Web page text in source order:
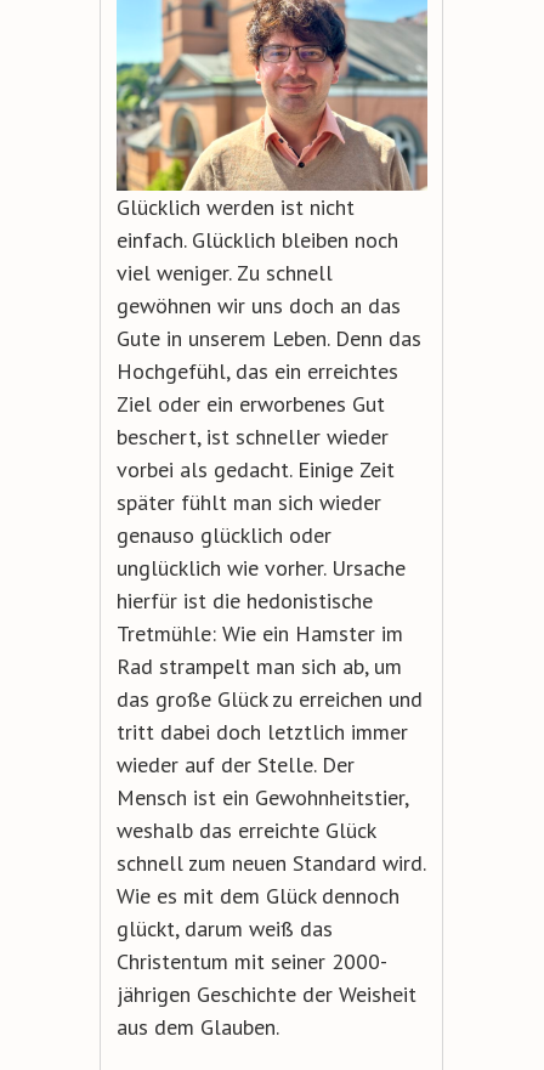
Glücklich werden ist nicht
einfach. Glücklich bleiben noch
viel weniger. Zu schnell
gewöhnen wir uns doch an das
Gute in unserem Leben. Denn das
Hochgefühl, das ein erreichtes
Ziel oder ein erworbenes Gut
beschert, ist schneller wieder
vorbei als gedacht. Einige Zeit
später fühlt man sich wieder
genauso glücklich oder
unglücklich wie vorher. Ursache
hierfür ist die hedonistische
Tretmühle: Wie ein Hamster im
Rad strampelt man sich ab, um
das große Glück zu erreichen und
tritt dabei doch letztlich immer
wieder auf der Stelle. Der
Mensch ist ein Gewohnheitstier,
weshalb das erreichte Glück
schnell zum neuen Standard wird.
Wie es mit dem Glück dennoch
glückt, darum weiß das
Christentum mit seiner 2000-
jährigen Geschichte der Weisheit
aus dem Glauben.